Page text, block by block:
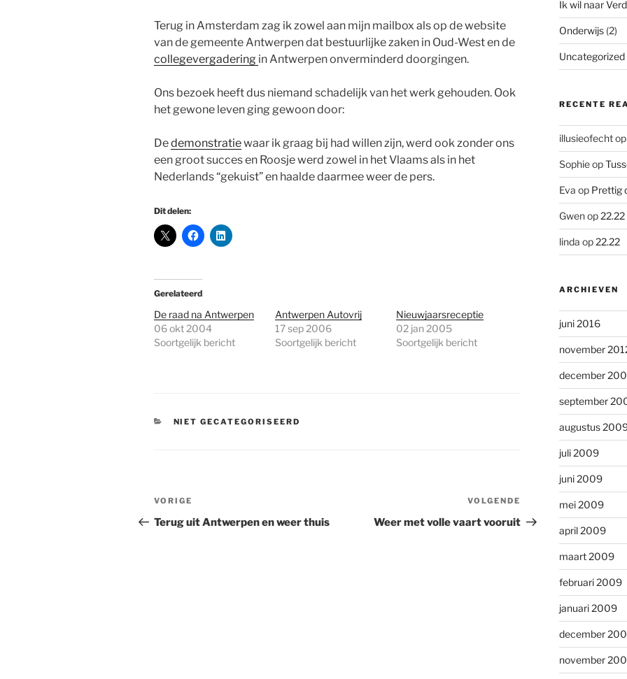
Terug in Amsterdam zag ik zowel aan mijn mailbox als op de website
van de gemeente Antwerpen dat bestuurlijke zaken in Oud-West en de
collegevergadering in Antwerpen onverminderd doorgingen.
Ons bezoek heeft dus niemand schadelijk van het werk gehouden. Ook
het gewone leven ging gewoon door:
Dedemonstratiewaar ik graag bij had willen zijn, werd ook zonder ons
een groot succes en Roosje werd zowel in het Vlaams als in het
Nederlands “gekuist” en haalde daarmee weer de pers.
Dit delen:
Gerelateerd
De raad na Antwerpen
06 okt 2004
Soortgelijk bericht
Antwerpen Autovrij
17 sep 2006
Soortgelijk bericht
Nieuwjaarsreceptie
02 jan 2005
Soortgelijk bericht
CATEGORIEËN
NIET GECATEGORISEERD
Bericht
navigatie
Vorig
bericht
VORIGE
Terug uit Antwerpen en weer thuis
Volgend
bericht
VOLGENDE
Weer met volle vaart vooruit
Ik wil naar
Onderwijs(2)
Uncategorized
RECENTE
illusieofechtop
Sophieop
Eva op Prettig
Gwenop22.22
linda op22.22
ARCHIEVEN
juni 2016
november
december
september
augustus
juli 2009
juni 2009
mei 2009
april 2009
maart 2009
februari 2009
januari 2009
december
november